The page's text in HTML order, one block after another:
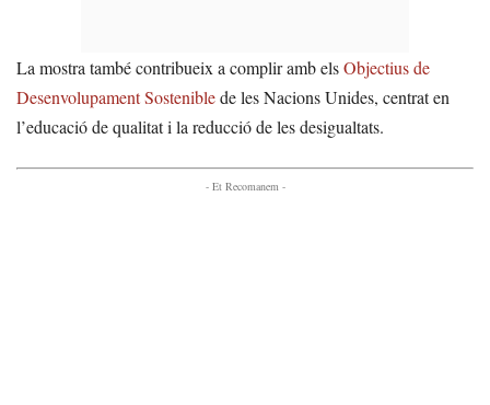
La mostra també contribueix a complir amb elsObjectius de
Desenvolupament Sosteniblede les Nacions Unides, centrat en
l’educació de qualitat i la reducció de les desigualtats.
- Et Recomanem -